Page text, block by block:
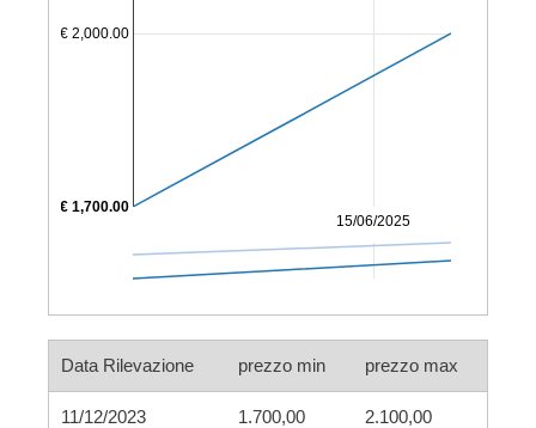
15/06/2025
€ 2,000.00
€ 1,700.00
Data Rilevazione prezzo min prezzo max
11/12/2023 1.700,00 2.100,00